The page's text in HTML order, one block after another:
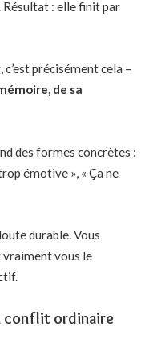
Résultat : elle finit par
précisément cela –
de sa
des formes concrètes :
trop émotive », « Ça ne
durable. Vous
vraiment vous le
conflit ordinaire